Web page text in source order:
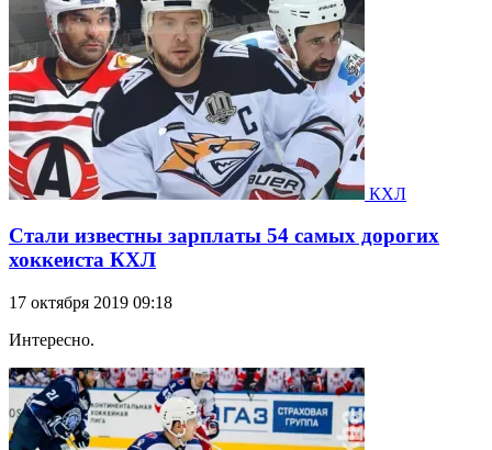
КХЛ
Стали известны зарплаты 54 самых дорогих
хоккеиста КХЛ
17 октября 2019 09:18
Интересно.